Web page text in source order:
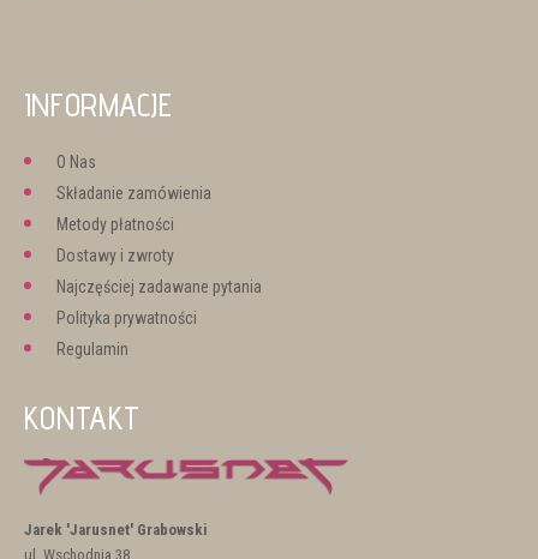
INFORMACJE
O Nas
Składanie zamówienia
Metody płatności
Dostawy i zwroty
Najczęściej zadawane pytania
Polityka prywatności
Regulamin
KONTAKT
Jarek 'Jarusnet' Grabowski
ul. Wschodnia 38